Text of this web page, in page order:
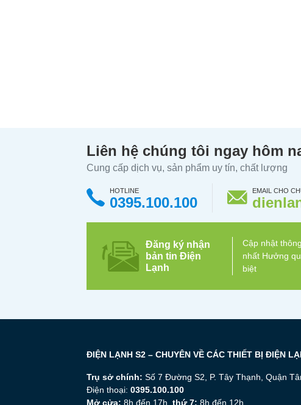
Liên hệ chúng tôi ngay hôm
Cung cấp dịch vụ, sản phẩm uy tín, chất lượng
HOTLINE
0395.100.100
EMAIL CHO
Đăng ký nhận
bản tin Điện
Lạnh
Cập nhật
nhất Hưởng
biệt
ĐIỆN LẠNH S2 – CHUYÊN VỀ CÁC THIẾT BỊ ĐIỆN
Trụ sở chính: Số 7 Đường S2, P. Tây Thạnh, Quận
Điện thoại: 0395.100.100
Mở cửa: 8h đến 17h, thứ 7: 8h đến 12h